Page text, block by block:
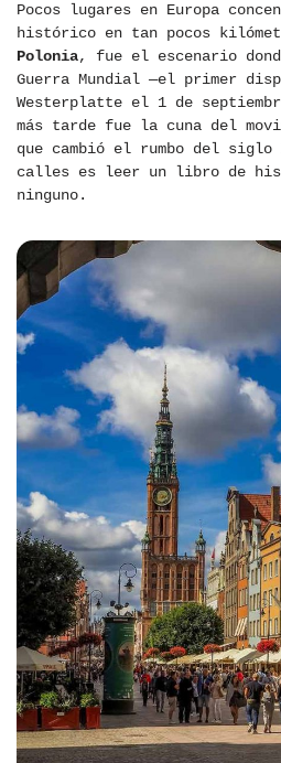
Pocos lugares en Europa
histórico en tan pocos
Polonia, fue el escenario
Guerra Mundial —el primer
Westerplatte el 1 de
más tarde fue la cuna del
que cambió el rumbo del siglo
calles es leer un libro de
ninguno.